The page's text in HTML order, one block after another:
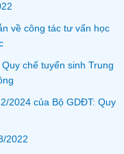
về công tác tư vấn học
chế tuyển sinh Trung
2024 của Bộ GDĐT: Quy
2022